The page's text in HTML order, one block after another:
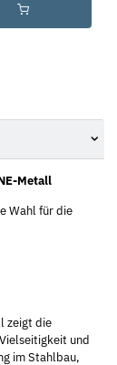
Metall
Wahl für die
zeigt die
und
im Stahlbau,